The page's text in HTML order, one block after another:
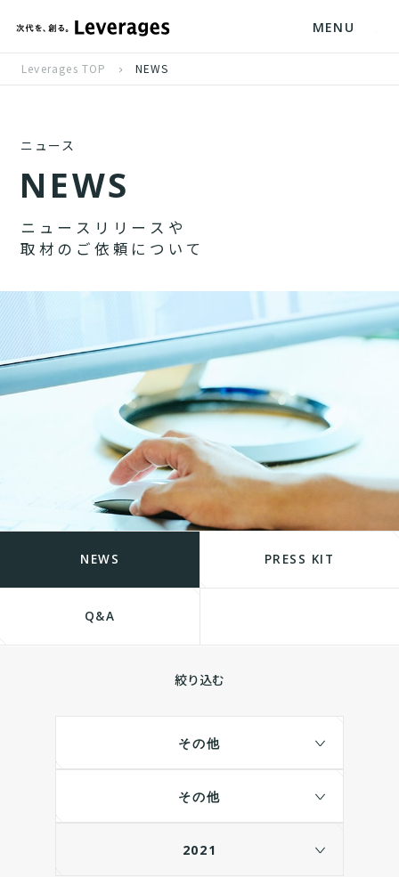
MENU
Leverages TOP NEWS
ニュース
NEWS
ニ ュ ー ス リ リ ー ス や
取 材 の ご 依 頼 に つ い て
NEWS PRESS KIT
Q&A
絞り込む
その他
その他
2021